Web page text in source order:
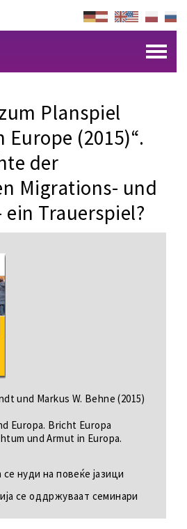
Planspiel
(2015)“.
der
Migrations- und
Trauerspiel?
und Markus W. Behne (2015)
Europa. Bricht Europa
und Armut in Europa.
нуди на повеќе јазици
се оддржуваат семинари